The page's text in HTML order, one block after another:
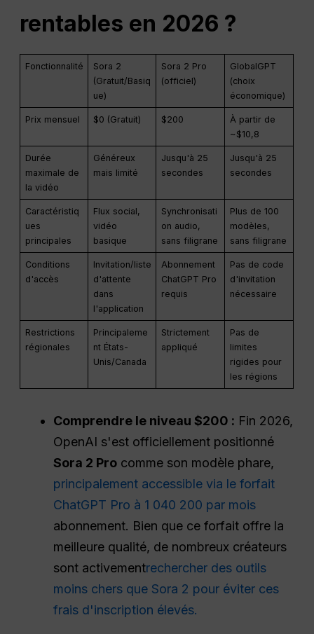
rentables en 2026 ?
Fonctionnalité
Sora 2
(Gratuit/Basiq
ue)
Sora 2 Pro
(officiel)
GlobalGPT
(choix
économique)
Prix mensuel $0 (Gratuit) $200
À partir de
~$10,8
Durée
maximale de
la vidéo
Généreux
mais limité
Jusqu'à 25
secondes
Jusqu'à 25
secondes
Caractéristiq
ues
principales
Flux social,
vidéo
basique
Synchronisati
on audio,
sans filigrane
Plus de 100
modèles,
sans filigrane
Conditions
d'accès
Invitation/liste
d'attente
dans
l'application
Abonnement
ChatGPT Pro
requis
Pas de code
d'invitation
nécessaire
Restrictions
régionales
Principaleme
nt États-
Unis/Canada
Strictement
appliqué
Pas de
limites
rigides pour
les régions
Comprendre le niveau $200 : Fin 2026,
OpenAI s'est officiellement positionné
Sora 2 Pro comme son modèle phare,
principalement accessible via le forfait
ChatGPT Pro à 1 040 200 par mois
abonnement. Bien que ce forfait offre la
meilleure qualité, de nombreux créateurs
sont activementrechercher des outils
moins chers que Sora 2 pour éviter ces
frais d'inscription élevés.